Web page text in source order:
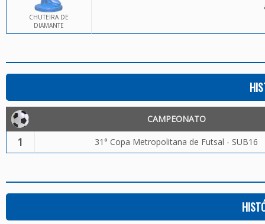
CHUTEIRA DE
DIAMANTE
CAMPEONATO
1 31° Copa Metropolitana de Futsal - SUB16